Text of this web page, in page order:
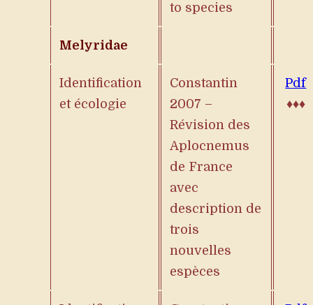
to species
Melyridae
Identification
et écologie
Constantin
2007 –
Révision des
Aplocnemus
de France
avec
description de
trois
nouvelles
espèces
Pdf
♦♦♦